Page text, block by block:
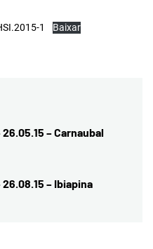
1 Baixar
– Carnaubal
– Ibiapina